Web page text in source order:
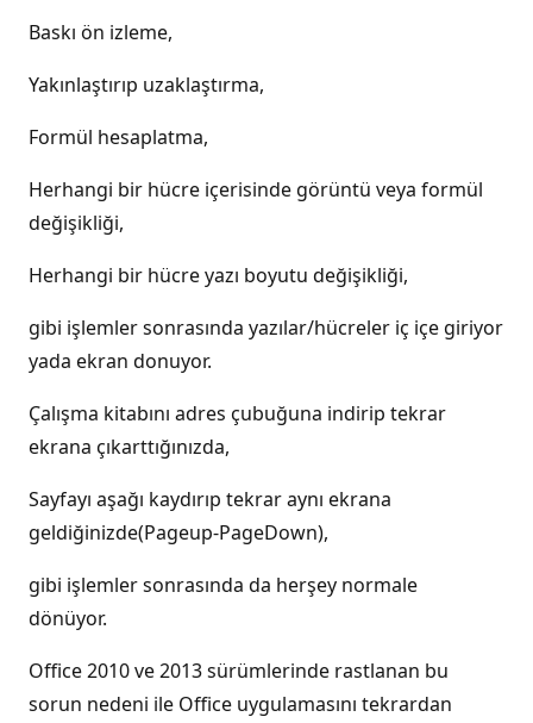
Baskı ön izleme,
Yakınlaştırıp uzaklaştırma,
Formül hesaplatma,
Herhangi bir hücre içerisinde görüntü veya formül
değişikliği,
Herhangi bir hücre yazı boyutu değişikliği,
gibi işlemler sonrasında yazılar/hücreler iç içe giriyor
yada ekran donuyor.
Çalışma kitabını adres çubuğuna indirip tekrar
ekrana çıkarttığınızda,
Sayfayı aşağı kaydırıp tekrar aynı ekrana
geldiğinizde(Pageup-PageDown),
gibi işlemler sonrasında da herşey normale
dönüyor.
Office 2010 ve 2013 sürümlerinde rastlanan bu
sorun nedeni ile Office uygulamasını tekrardan